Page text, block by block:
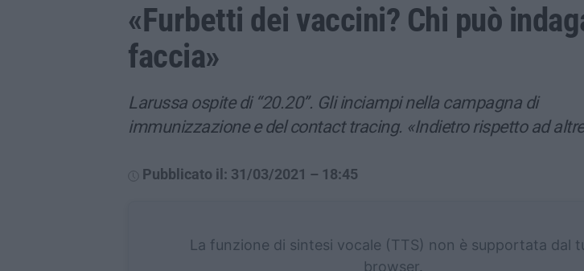
«Furbetti dei vaccini? Chi può
faccia»
Larussa ospite di “20.20”. Gli inciampi nella campagna di
immunizzazione e del contact tracing. «Indietro rispetto ad
Pubblicato il: 31/03/2021 – 18:45
La funzione di sintesi vocale (TTS) non è supportata dal
browser.